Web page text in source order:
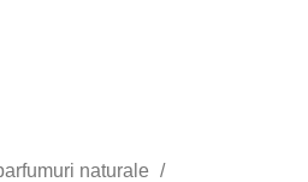
naturale